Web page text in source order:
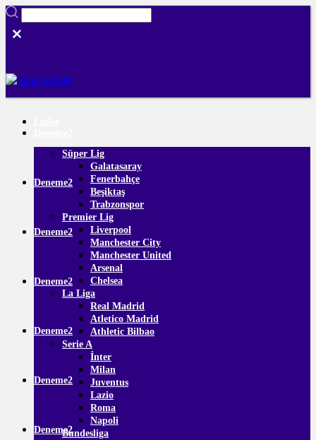
Süper Lig
Galatasaray
Fenerbahçe
Beşiktaş
Trabzonspor
Premier Lig
Liverpool
Manchester City
Manchester United
Arsenal
Chelsea
La Liga
Real Madrid
Atletico Madrid
Athletic Bilbao
Serie A
İnter
Milan
Juventus
Lazio
Roma
Napoli
Bundesliga
Deneme2
Deneme2
Deneme2
Deneme2
Deneme2
Deneme2